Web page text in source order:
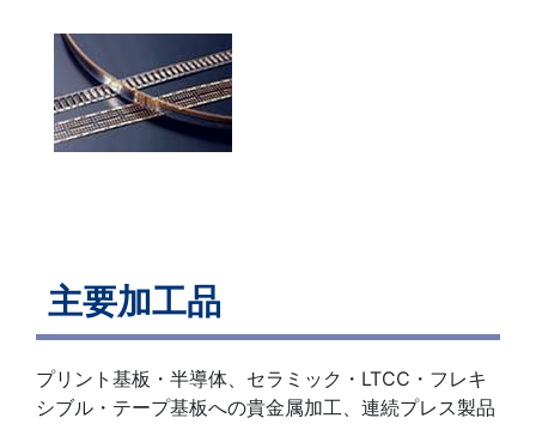
主要加工品
プリント基板・半導体、セラミック・LTCC・フレキ
シブル・テープ基板への貴金属加工、連続プレス製品